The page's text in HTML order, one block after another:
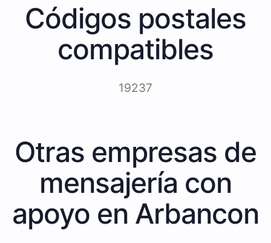
Códigos postales
compatibles
19237
Otras empresas de
mensajería con
apoyo en Arbancon